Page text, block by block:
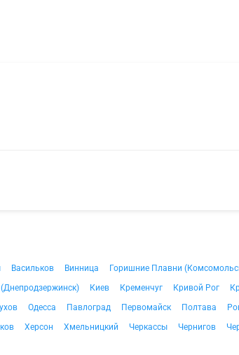
Васильков Винница Горишние Плавни
Киев Кременчуг Кривой Рог
Одесса Павлоград Первомайск Полтава
Херсон Хмельницкий Черкассы Чернигов